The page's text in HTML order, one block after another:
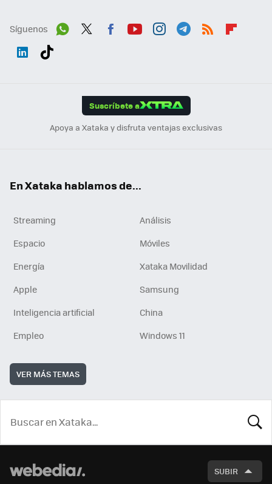
Síguenos
Suscríbete a
Apoya a Xataka y disfruta ventajas exclusivas
En Xataka hablamos de...
Streaming
Análisis
Espacio
Móviles
Energía
Xataka Movilidad
Apple
Samsung
Inteligencia artificial
China
Empleo
Windows 11
VER MÁS TEMAS
SUBIR